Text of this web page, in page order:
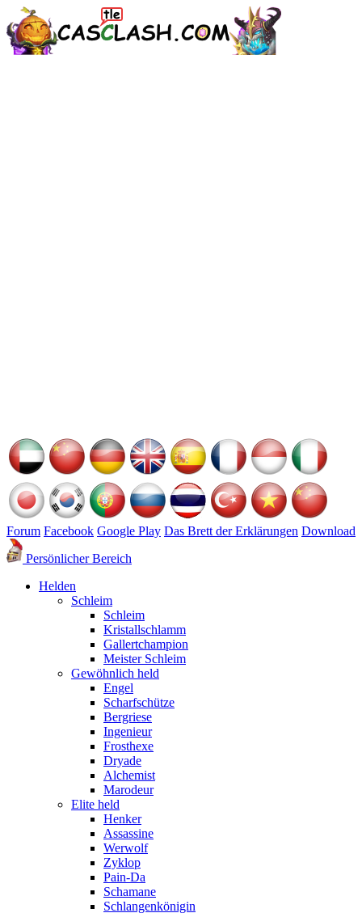
Forum Facebook Google Play Das Brett der Erklärungen Download
Persönlicher Bereich
Helden
Schleim
Schleim
Kristallschlamm
Gallertchampion
Meister Schleim
Gewöhnlich held
Engel
Scharfschütze
Bergriese
Ingenieur
Frosthexe
Dryade
Alchemist
Marodeur
Elite held
Henker
Assassine
Werwolf
Zyklop
Pain-Da
Schamane
Schlangenkönigin